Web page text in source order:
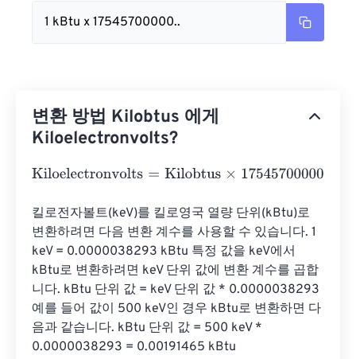
1 kBtu x 17545700000..
변환 방법 Kilobtus 에게
Kiloelectronvolts?
Kiloelectronvolts=Kilobtus×1754570000000000
킬로전자볼트(keV)를 킬로영국 열량 단위(kBtu)로
변환하려면 다음 변환 계수를 사용할 수 있습니다. 1
keV = 0.0000038293 kBtu 특정 값을 keV에서
kBtu로 변환하려면 keV 단위 값에 변환 계수를 곱합
니다. kBtu 단위 값 = keV 단위 값 * 0.0000038293
예를 들어 값이 500 keV인 경우 kBtu로 변환하면 다
음과 같습니다. kBtu 단위 값 = 500 keV *
0.0000038293 = 0.00191465 kBtu